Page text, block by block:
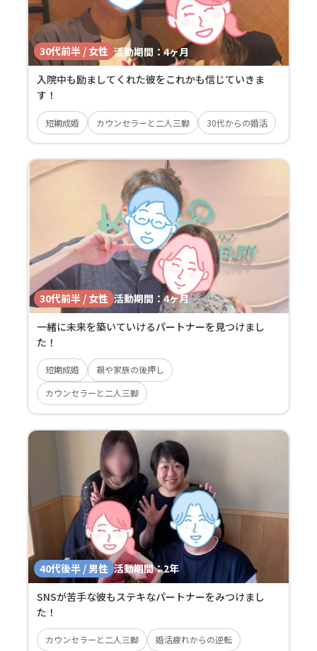
30代前半 / 女性 活動期間：4ヶ月
入院中も励ましてくれた彼をこれかも信じていきま
す！
短期成婚 カウンセラーと二人三脚 30代からの婚活
30代前半 / 女性 活動期間：4ヶ月
一緒に未来を築いていけるパートナーを見つけまし
た！
短期成婚
親や家族の後押し
カウンセラーと二人三脚
40代後半 / 男性 活動期間：2年
SNSが苦手な彼もステキなパートナーをみつけまし
た！
カウンセラーと二人三脚
婚活疲れからの逆転